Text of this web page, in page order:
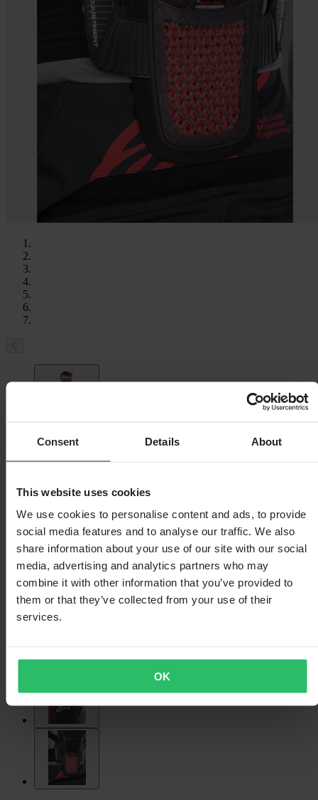
Consent Details About
This website uses cookies
We use cookies to personalise content and ads, to provide
social media features and to analyse our traffic. We also
share information about your use of our site with our social
media, advertising and analytics partners who may
combine it with other information that you’ve provided to
them or that they’ve collected from your use of their
services.
OK